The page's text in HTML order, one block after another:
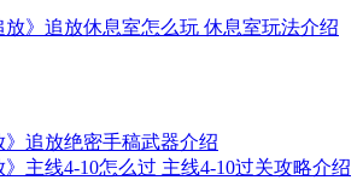
放》追放休息室怎么玩 休息室玩法介绍
》追放绝密手稿武器介绍
》主线4-10怎么过 主线4-10过关攻略介绍